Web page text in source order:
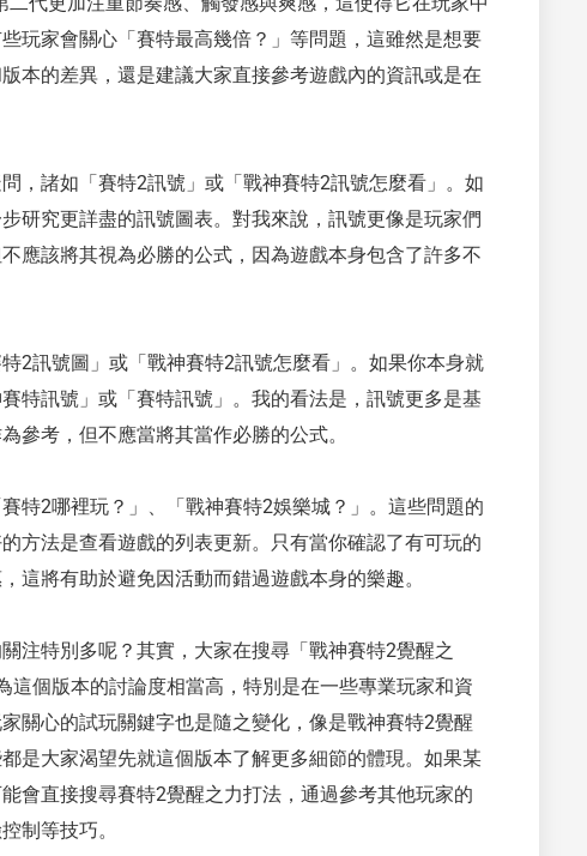
玩家會關心「賽特最高幾倍？」等問題，這雖然是想要
本的差異，還是建議大家直接參考遊戲內的資訊或是在
，諸如「賽特2訊號」或「戰神賽特2訊號怎麼看」。如
研究更詳盡的訊號圖表。對我來說，訊號更像是玩家們
應該將其視為必勝的公式，因為遊戲本身包含了許多不
2訊號圖」或「戰神賽特2訊號怎麼看」。如果你本身就
特訊號」或「賽特訊號」。我的看法是，訊號更多是基
參考，但不應當將其當作必勝的公式。
特2哪裡玩？」、「戰神賽特2娛樂城？」。這些問題的
方法是查看遊戲的列表更新。只有當你確認了有可玩的
這將有助於避免因活動而錯過遊戲本身的樂趣。
注特別多呢？其實，大家在搜尋「戰神賽特2覺醒之
這個版本的討論度相當高，特別是在一些專業玩家和資
關心的試玩關鍵字也是隨之變化，像是戰神賽特2覺醒
是大家渴望先就這個版本了解更多細節的體現。如果某
會直接搜尋賽特2覺醒之力打法，通過參考其他玩家的
制等技巧。